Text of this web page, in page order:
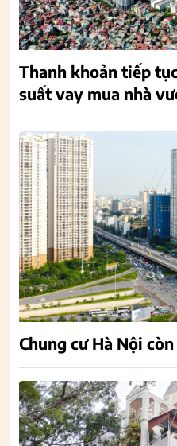
Thanh khoản tiếp
suất vay mua nhà
Chung cư Hà Nội